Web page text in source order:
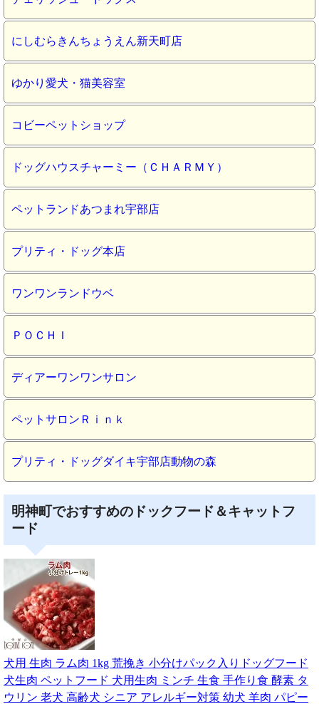
にしむらきんちょうえん新天町店
ゆかり愛犬・猫美容室
コビーペットショップ
ドッグハウスチャーミー（ＣＨＡＲＭＹ）
ペットランドあつまれ宇部店
プリティ・ドッグ本店
ワンワンランドウベ
ＰＯＣＨＩ
ディアーワンワンサロン
ペットサロンＲｉｎｋ
プリティ・ドッグダイキ宇部店動物の森
明神町でおすすめのドックフード＆キャットフ
ード
犬用 生肉 ラム肉 1kg 荒挽き 小分けパック入りドッグフード
犬生肉 ペットフード 犬用生肉 ミンチ 生食 手作り食 酵素 タ
ウリン 老犬 高齢犬 シニア アレルギー対策 幼犬 羊肉 パピー